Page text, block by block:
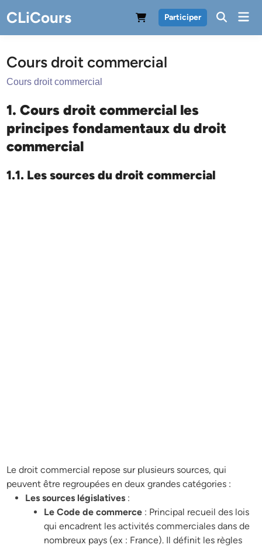
to
content
CLiCours Participer
Cours droit commercial
Cours droit commercial
1. Cours droit commercial les
principes fondamentaux du droit
commercial
1.1. Les sources du droit commercial
Le droit commercial repose sur plusieurs sources, qui
peuvent être regroupées en deux grandes catégories :
Les sources législatives :
Le Code de commerce : Principal recueil des lois
qui encadrent les activités commerciales dans de
nombreux pays (ex : France). Il définit les règles